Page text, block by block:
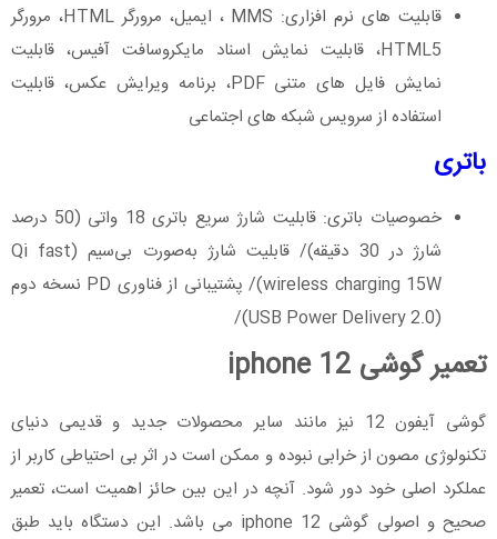
قابلیت های نرم افزاری: MMS ، ایمیل، مرورگر HTML، مرورگر
HTML5، قابلیت نمایش اسناد مایکروسافت آفیس، قابلیت
نمایش فایل‌ های متنی PDF، برنامه ویرایش عکس، قابلیت
استفاده از سرویس شبکه‌ های اجتماعی
باتری
خصوصیات باتری: قابلیت شارژ سریع باتری 18 واتی (50 درصد
شارژ در 30 دقیقه)/ قابلیت شارژ به‌صورت بی‌سیم (Qi fast
wireless charging 15W)/ پشتیبانی از فناوری PD نسخه دوم
(USB Power Delivery 2.0)/
تعمیر گوشی iphone 12
گوشی آیفون 12 نیز مانند سایر محصولات جدید و قدیمی دنیای
تکنولوژی مصون از خرابی نبوده و ممکن است در اثر بی احتیاطی کاربر از
عملکرد اصلی خود دور شود. آنچه در این بین حائز اهمیت است، تعمیر
صحیح و اصولی گوشی iphone 12 می باشد. این دستگاه باید طبق